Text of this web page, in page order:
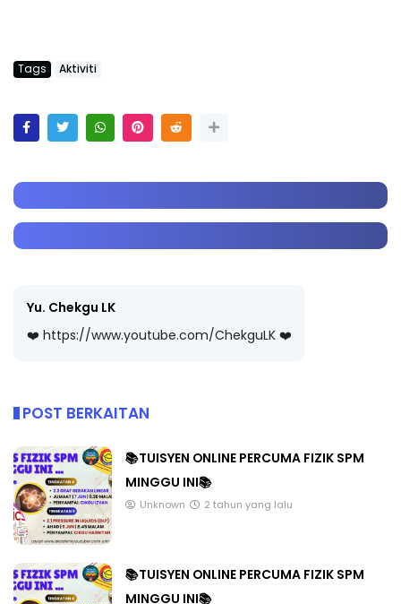
Tags Aktiviti
Yu. Chekgu LK
❤️ https://www.youtube.com/ChekguLK ❤️
POST BERKAITAN
📚TUISYEN ONLINE PERCUMA FIZIK SPM
MINGGU INI📚
Unknown 2 tahun yang lalu
📚TUISYEN ONLINE PERCUMA FIZIK SPM
MINGGU INI📚